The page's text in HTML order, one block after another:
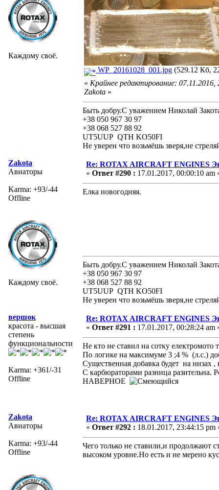
Каждому своё.
WP_20161028_001.jpg (529.12 Кб,
« Крайнее редактирование:
Zakota »
Быть добру.С уважением Николай
+38 050 967 30 97
+38 068 527 88 92
UT5UUP QTH KO50FI
Не уверен что возьмёшь зверя,не
Zakota
Авиаторы
Karma: +93/-44
Offline
Каждому своё.
Re: ROTAX AIRCRAFT ENGINES
« Ответ #290 : 17.01.2017, 00:00:10 am
Елка новогодняя.
Быть добру.С уважением Николай
+38 050 967 30 97
+38 068 527 88 92
UT5UUP QTH KO50FI
Не уверен что возьмёшь зверя,не
вершок
красота - высшая
степень
функциональности
Karma: +361/-31
Offline
Re: ROTAX AIRCRAFT ENGINES
« Ответ #291 : 17.01.2017, 00:28:24 am
Не кто не ставил на сотку
По логике на максимуме 3 ;4 % (л.с.)
Существенная добавка будет на
С карбюраторами разница разительна.
НАВЕРНОЕ
Zakota
Авиаторы
Karma: +93/-44
Offline
Re: ROTAX AIRCRAFT ENGINES
« Ответ #292 : 18.01.2017, 23:44:15 pm
Чего только не ставили,и продолжают
высоком уровне.Но есть и не мерено